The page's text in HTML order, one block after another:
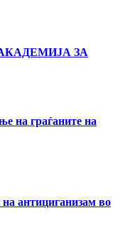
АКАДЕМИЈА ЗА
на граѓаните на
антициганизам во